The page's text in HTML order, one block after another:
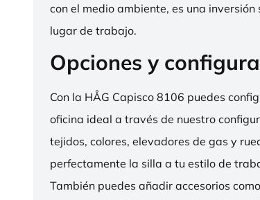
con el medio ambiente, es una
lugar de trabajo.
Opciones y
Con la HÅG Capisco 8106 puedes
oficina ideal a través de nuestro
tejidos, colores, elevadores de gas y
perfectamente la silla a tu estilo de
También puedes añadir accesorios